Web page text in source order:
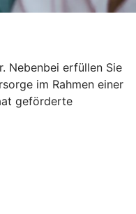
Nebenbei erfüllen Sie
im Rahmen einer
geförderte